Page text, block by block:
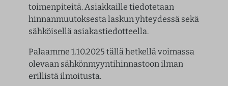
toimenpiteitä. Asiakkaille tiedotetaan
hinnanmuutoksesta laskun yhteydessä sekä
sähköisellä asiakastiedotteella.
Palaamme 1.10.2025 tällä hetkellä voimassa
olevaan sähkönmyyntihinnastoon ilman
erillistä ilmoitusta.